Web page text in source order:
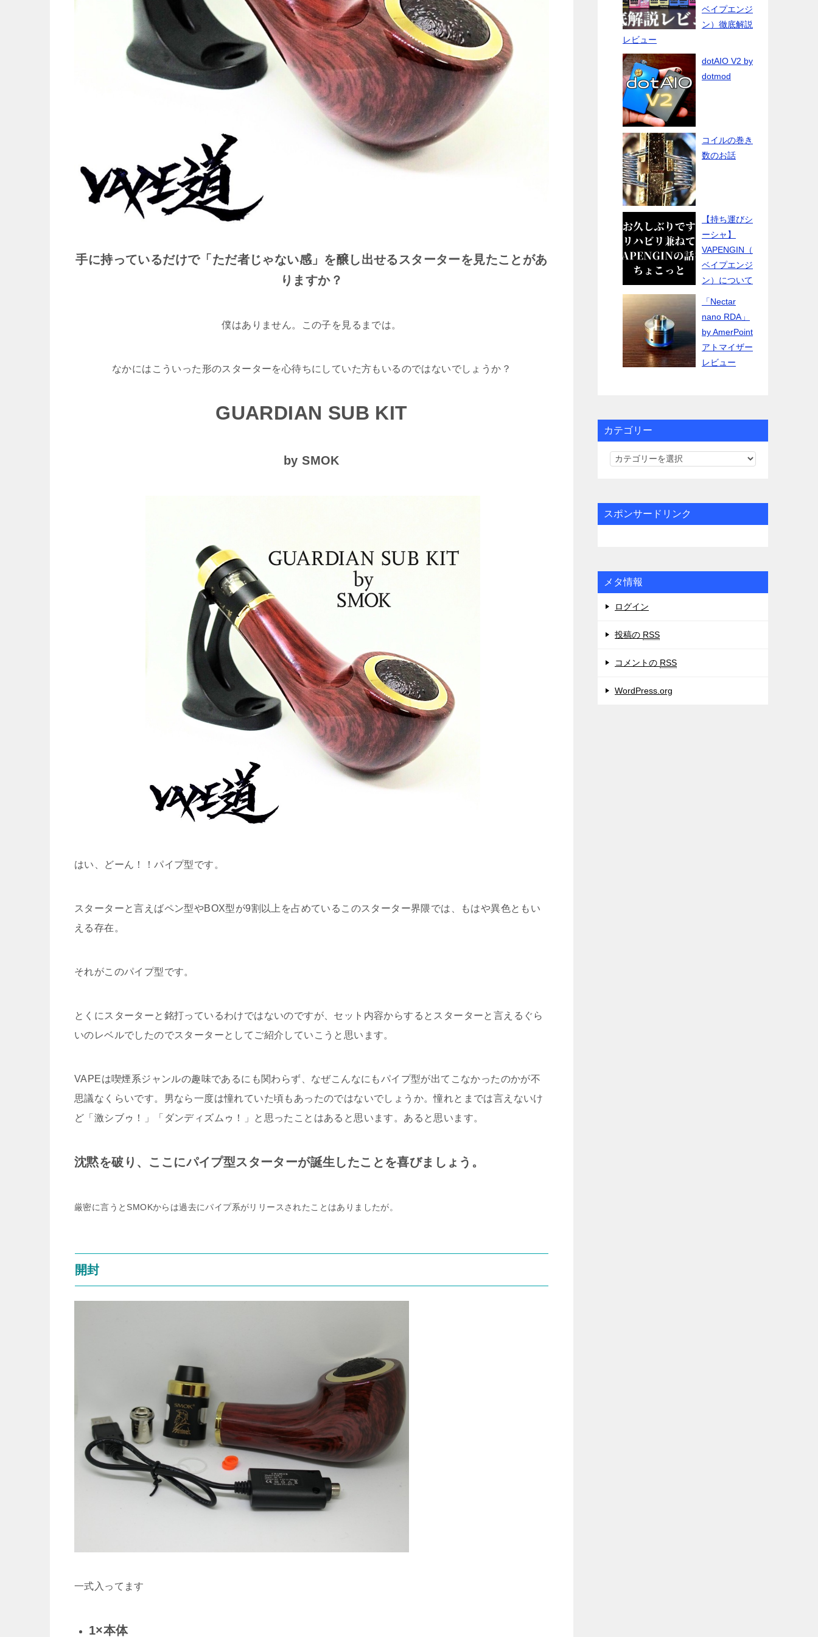
手に持っているだけで「ただ者じゃない感」を醸し出せるスターターを見たことがあ
りますか？
僕はありません。この子を見るまでは。
なかにはこういった形のスターターを心待ちにしていた方もいるのではないでしょうか？
GUARDIAN SUB KIT
by SMOK
はい、どーん！！パイプ型です。
スターターと言えばペン型やBOX型が9割以上を占めているこのスターター界隈では、もはや異色ともい
える存在。
それがこのパイプ型です。
とくにスターターと銘打っているわけではないのですが、セット内容からするとスターターと言えるぐら
いのレベルでしたのでスターターとしてご紹介していこうと思います。
VAPEは喫煙系ジャンルの趣味であるにも関わらず、なぜこんなにもパイプ型が出てこなかったのかが不
思議なくらいです。男なら一度は憧れていた頃もあったのではないでしょうか。憧れとまでは言えないけ
ど「激シブゥ！」「ダンディズムゥ！」と思ったことはあると思います。あると思います。
沈黙を破り、ここにパイプ型スターターが誕生したことを喜びましょう。
厳密に言うとSMOKからは過去にパイプ系がリリースされたことはありましたが。
開封
一式入ってます
1×本体
ベイプエンジ
ン）徹底解説
レビュー
dotAIO V2 by
dotmod
コイルの巻き
数のお話
【持ち運びシ
ーシャ】
VAPENGIN（
ベイプエンジ
ン）について
「Nectar
nano RDA」
by AmerPoint
アトマイザー
レビュー
カテゴリー
カ
リ
ー
スポンサードリンク
メタ情報
ログイン
投稿の RSS
コメントの RSS
WordPress.org